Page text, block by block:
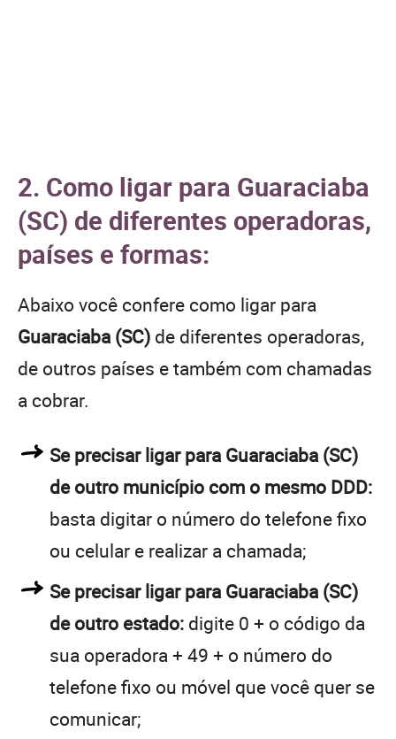
2. Como ligar para Guaraciaba
(SC) de diferentes operadoras,
países e formas:
Abaixo você confere como ligar para
Guaraciaba (SC) de diferentes operadoras,
de outros países e também com chamadas
a cobrar.
Se precisar ligar para Guaraciaba (SC)
de outro município com o mesmo DDD:
basta digitar o número do telefone fixo
ou celular e realizar a chamada;
Se precisar ligar para Guaraciaba (SC)
de outro estado: digite 0 + o código da
sua operadora + 49 + o número do
telefone fixo ou móvel que você quer se
comunicar;